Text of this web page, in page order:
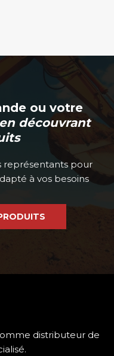
ou votre
en découvrant
représentants pour
à vos besoins
distributeur de